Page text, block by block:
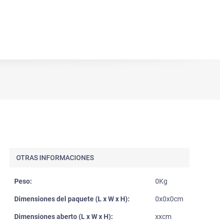
OTRAS INFORMACIONES
Peso: 0Kg
Dimensiones del paquete (L x W x H): 0x0x0cm
Dimensiones aberto (L x W x H): xxcm